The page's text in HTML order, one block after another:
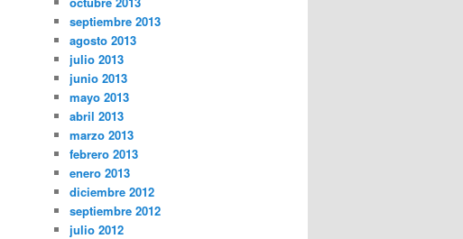
septiembre 2013
agosto 2013
julio 2013
junio 2013
mayo 2013
abril 2013
marzo 2013
febrero 2013
enero 2013
diciembre 2012
septiembre 2012
julio 2012